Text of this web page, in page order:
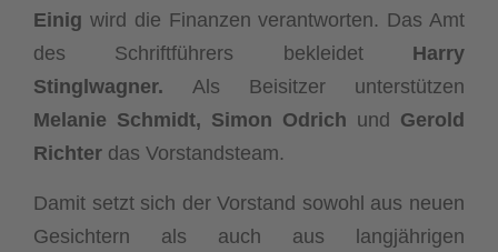
Einig wird die Finanzen verantworten. Das Amt
des Schriftführers bekleidet Harry
Stinglwagner. Als Beisitzer unterstützen
Melanie Schmidt, Simon Odrich und Gerold
Richter das Vorstandsteam.
Damit setzt sich der Vorstand sowohl aus neuen
Gesichtern als auch aus langjährigen